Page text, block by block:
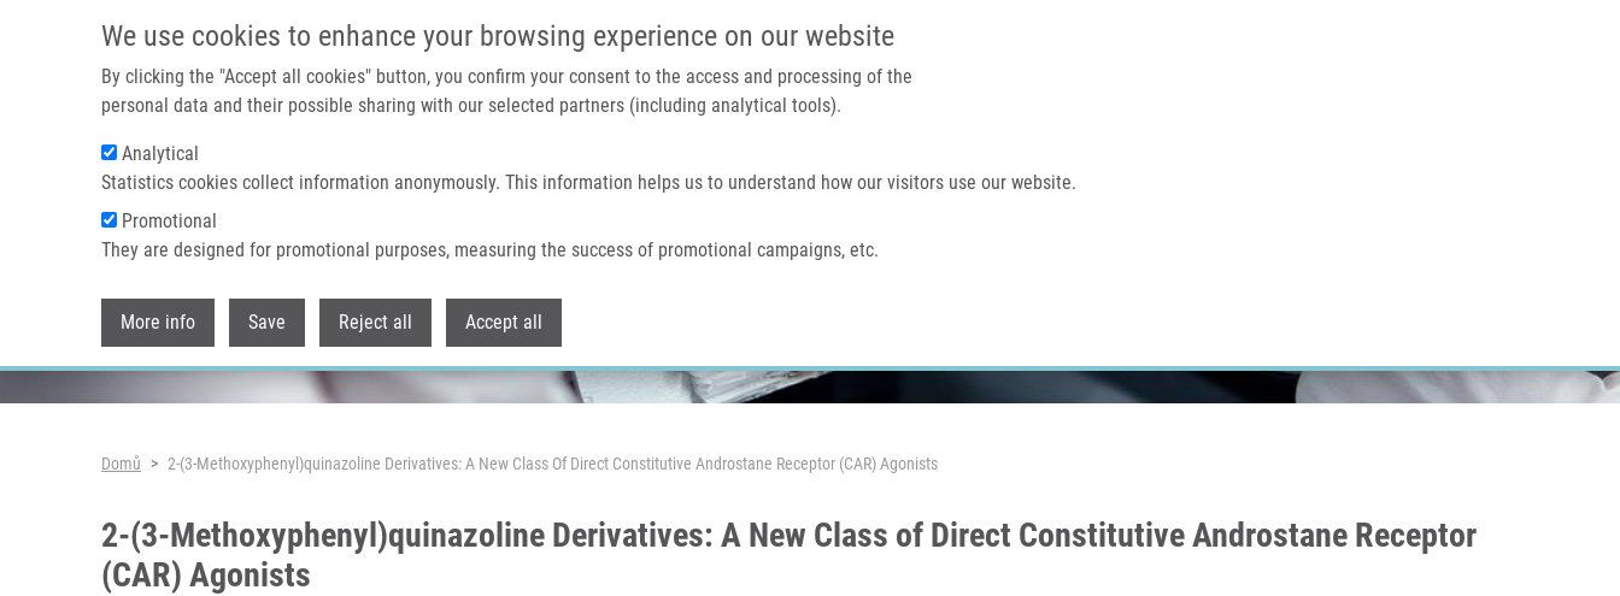
We use cookies to enhance your browsing experience on our website
By clicking the "Accept all cookies" button, you confirm your consent to the access and processing of the
personal data and their possible sharing with our selected partners (including analytical tools).
Analytical
Statistics cookies collect information anonymously. This information helps us to understand how our visitors use our website.
Promotional
They are designed for promotional purposes, measuring the success of promotional campaigns, etc.
More info Save Reject all Accept all
IMTM PORTÁL
Domů O nás
Header image
Drobečková navigace
Domů 2-(3-Methoxyphenyl)quinazoline Derivatives: A New Class Of Direct Constitutive Androstane Receptor (CAR) Agonists
2-(3-Methoxyphenyl)quinazoline Derivatives: A New Class of Direct Constitutive Androstane Receptor
(CAR) Agonists